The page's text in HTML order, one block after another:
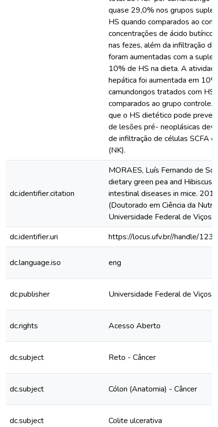
quase 29,0% nos grupos
HS quando comparados ao
concentrações de ácido butírico
nas fezes, além da infiltração
foram aumentadas com a
10% de HS na dieta. A
hepática foi aumentada em
camundongos tratados com HS
comparados ao grupo controle.
que o HS dietético pode
de lesões pré- neoplásicas
de infiltração de células SCFA
(NK).
dc.identifier.citation
MORAES, Luís Fernando de
dietary green pea and Hibiscus
intestinal diseases in mice.
(Doutorado em Ciência da
Universidade Federal de
dc.identifier.uri
https://locus.ufv.br//handle/
dc.language.iso eng
dc.publisher Universidade Federal de Viçosa
dc.rights Acesso Aberto
dc.subject Reto - Câncer
dc.subject Cólon (Anatomia) - Câncer
dc.subject Colite ulcerativa